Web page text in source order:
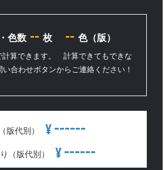
色数 -- 枚 -- 色（版）
計算できます。 計算できてもできな
い合わせボタンからご連絡ください！
版代別） ¥ ------
（版代別） ¥------